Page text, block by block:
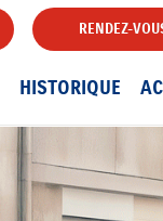
RENDEZ-
HISTORIQUE